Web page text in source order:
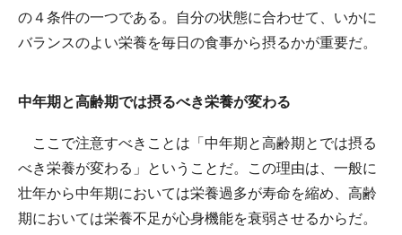
の４条件の一つである。自分の状態に合わせて、いかに
バランスのよい栄養を毎日の食事から摂るかが重要だ。
中年期と高齢期では摂るべき栄養が変わる
ここで注意すべきことは「中年期と高齢期とでは摂る
べき栄養が変わる」ということだ。この理由は、一般に
壮年から中年期においては栄養過多が寿命を縮め、高齢
期においては栄養不足が心身機能を衰弱させるからだ。